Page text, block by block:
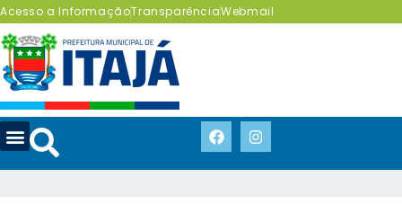
Acesso a InformaçãoTransparênciaWebmail